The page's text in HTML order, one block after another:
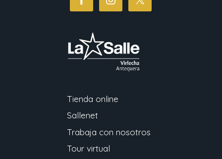
Tienda online
Sallenet
Trabaja con nosotros
Tour virtual